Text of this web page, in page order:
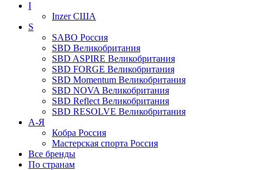
I
InzerСША
S
SABO Россия
SBD Великобритания
SBD ASPIRE Великобритания
SBD FORGE Великобритания
SBD Momentum Великобритания
SBD NOVA Великобритания
SBD Reflect Великобритания
SBD RESOLVE Великобритания
А-Я
Кобра Россия
Мастерская спорта Россия
Все бренды
По странам